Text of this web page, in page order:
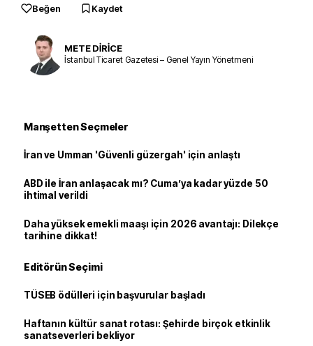
Beğen Kaydet
METE DİRİCE
İstanbul Ticaret Gazetesi – Genel Yayın Yönetmeni
Manşetten Seçmeler
İran ve Umman 'Güvenli güzergah' için anlaştı
ABD ile İran anlaşacak mı? Cuma’ya kadar yüzde 50
ihtimal verildi
Daha yüksek emekli maaşı için 2026 avantajı: Dilekçe
tarihine dikkat!
Editörün Seçimi
TÜSEB ödülleri için başvurular başladı
Haftanın kültür sanat rotası: Şehirde birçok etkinlik
sanatseverleri bekliyor